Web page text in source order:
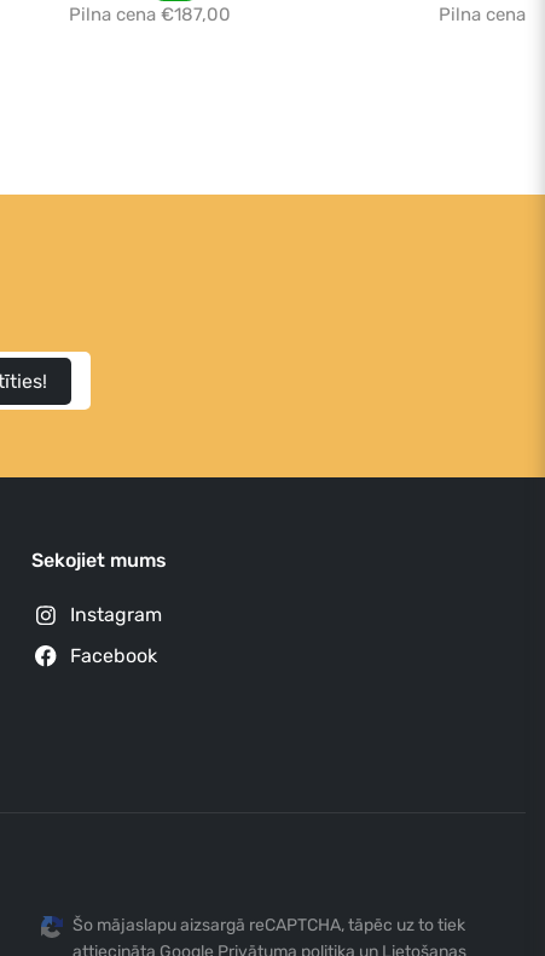
Pilna cena €187,00 Pilna cena
Sekojiet mums
Instagram
Facebook
Šo mājaslapu aizsargā reCAPTCHA, tāpēc uz to tiek
attiecināta Google Privātuma politika un Lietošanas